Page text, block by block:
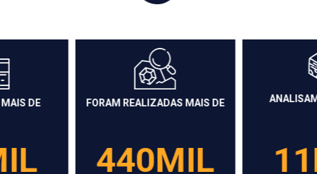
MAIS DE ANALISAMOS MAIS DE
11MIL